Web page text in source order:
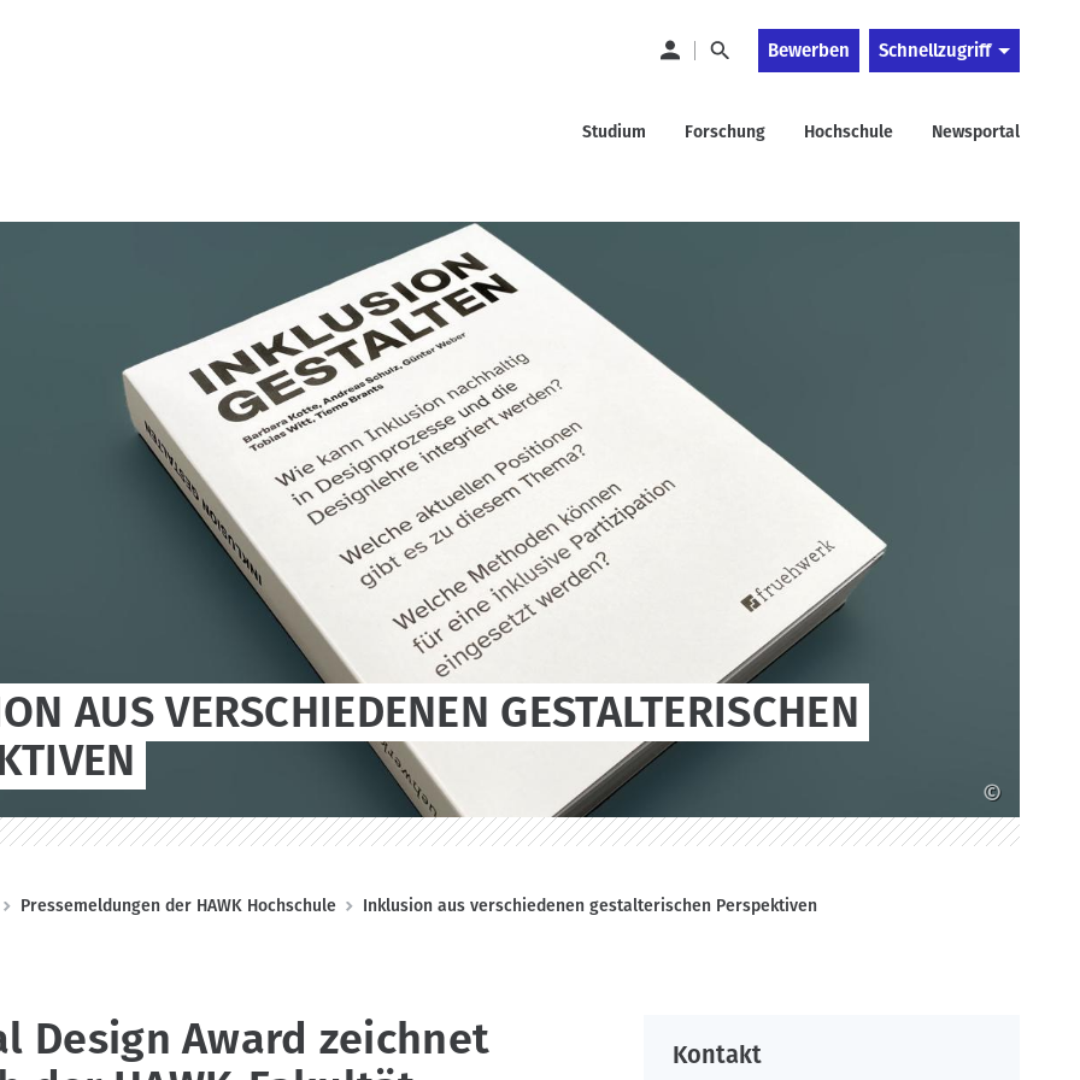
Bewerben Schnellzugriff
Studium Forschung Hochschule Newsportal
©
AUS VERSCHIEDENEN GESTALTERISCHEN
Pressemeldungen der HAWK Hochschule Inklusion aus verschiedenen gestalterischen Perspektiven
Design Award zeichnet
Kontakt